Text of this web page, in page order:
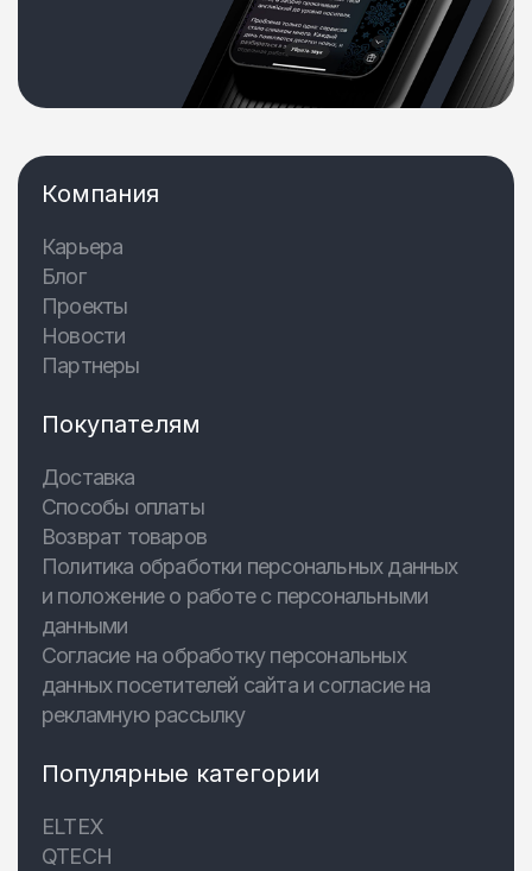
Компания
Карьера
Блог
Проекты
Новости
Партнеры
Покупателям
Доставка
Способы оплаты
Возврат товаров
Политика обработки персональных данных
и положение о работе с персональными
данными
Согласие на обработку персональных
данных посетителей сайта и согласие на
рекламную рассылку
Популярные категории
ELTEX
QTECH